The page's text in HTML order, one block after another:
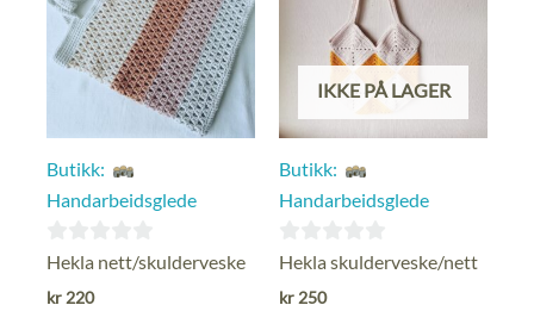
Butikk:
Handarbeidsglede
0
ut
Hekla nett/skulderveske
kr 220
IKKE PÅ LAGER
Butikk:
Handarbeidsglede
0
ut
Hekla skulderveske/nett
kr 250